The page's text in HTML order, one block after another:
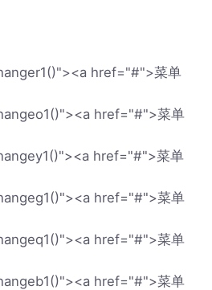
href="#">菜单
href="#">菜单
href="#">菜单
href="#">菜单
href="#">菜单
href="#">菜单